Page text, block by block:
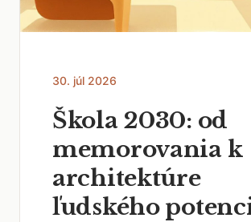
30. júl 2026
Škola 2030: od
memorovania k
architektúre
ľudského